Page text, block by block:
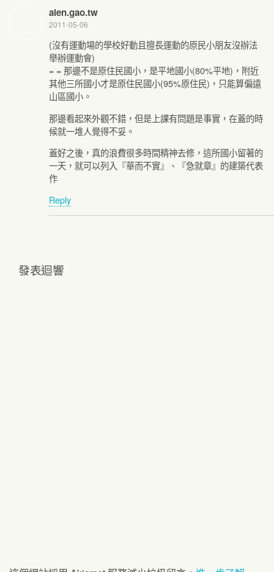
alen.gao.tw
2011-05-06
(沒有運動場的學校好動且擅長運動的原民小朋友沒辦法
舉辦運動會)
= = 那邊不是原住民國小，是平地國小(80%平地)，附近
其他三所國小才是原住民國小(95%原住民)，只能算偏遠
山區國小。
那邊看起來外觀不錯，但是上課有問題是事實，在蓋的時
候就一堆人覺得不妥。
蓋好之後，真的浪費很多時間精神去修，這所國小留著的
一天，就可以列入『華而不實』、『急就章』的建築代表
作
Reply
發表迴響